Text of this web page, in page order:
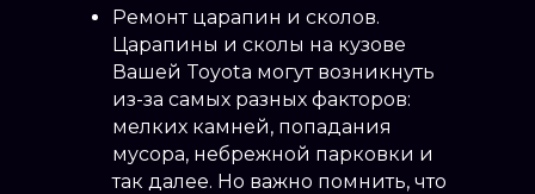
Ремонт царапин и сколов.
Царапины и сколы на кузове
Вашей Toyota могут возникнуть
из-за самых разных факторов:
мелких камней, попадания
мусора, небрежной парковки и
так далее. Но важно помнить, что